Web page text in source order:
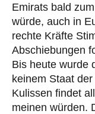
Emirats bald
würde, auch in
rechte Kräfte
Abschiebungen
Bis heute wurde
keinem Staat
Kulissen findet
meinen würden.